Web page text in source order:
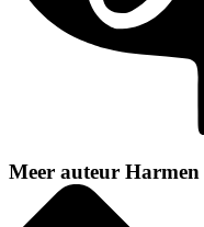
Meer auteur